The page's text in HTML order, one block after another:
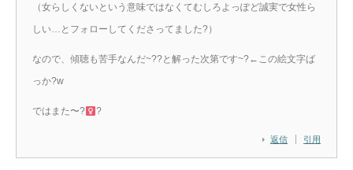
返信 引用
（女らしくないという意味ではなくてむしろよっぽど誠実で女性ら
しい…とフォローしてくださってました?）
なので、傾聴も苦手なんだ~??と解った次第です~?←この絵文字ば
っか?w
ではまた〜?‍ ?